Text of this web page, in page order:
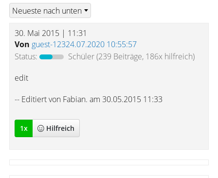
30. Mai 2015 | 11:31
Von guest-12324.07.2020 10:55:57
Status:
Schüler(239 Beiträge, 186x hilfreich)
edit
-- Editiert von Fabian. am 30.05.2015 11:33
1x Hilfreich